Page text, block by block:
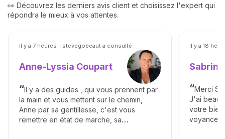
👀 Découvrez les derniers avis client et choisissez l'expert qui
répondra le mieux à vos attentes.
il y a 7 heures - stevegobeaut a consulté
Anne-Lyssia Coupart
Il y a des guides , qui vous prennent par
la main et vous mettent sur le chemin,
Anne par sa gentillesse, c'est vous
remettre en état de marche, sa
il y a 18
Merci
J'ai
votre
voyance.